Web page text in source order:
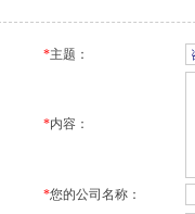
*主题：
*内容：
*您的公司名称：